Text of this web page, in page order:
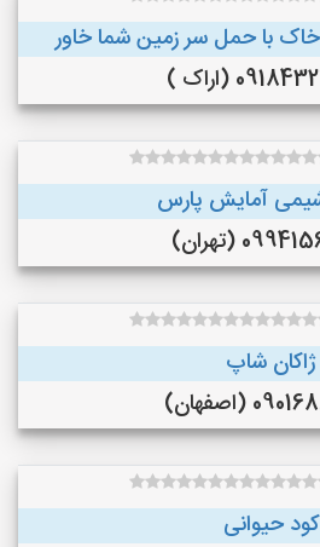
خاک با حمل سر زمین شما خاور
(اراک )
آمایش پارس
(تهران)
ژاکان شاپ
(اصفهان)
کود حیوانی